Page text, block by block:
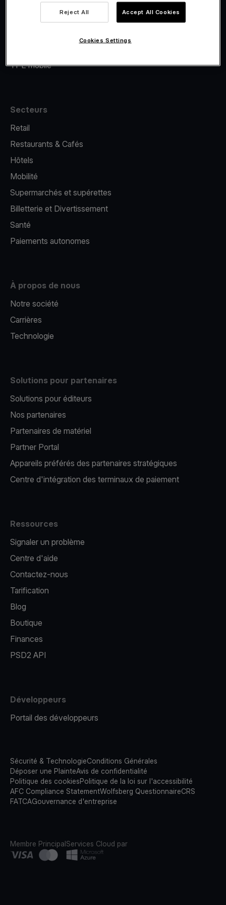
Financement Viva.com
TPE mobile
Secteurs
Retail
Restaurants & Cafés
Hôtels
Mobilité
Supermarchés et supérettes
Billetterie et Divertissement
Santé
Paiements autonomes
À propos de nous
Notre société
Carrières
Technologie
Solutions pour partenaires
Solutions pour éditeurs​
Nos partenaires​
Partenaires de matériel
Partner Portal
Appareils préférés des partenaires stratégiques
Centre d'intégration des terminaux de paiement
Ressources
Signaler un problème
Centre d'aide
Contactez-nous
Tarification
Blog
Boutique
Finances
PSD2 API
Développeurs
Portail des développeurs
Sécurité & TechnologieConditions Générales
Déposer une PlainteAvis de confidentialité
Politique des cookiesPolitique de la loi sur l'accessibilité
AFC Compliance StatementWolfsberg QuestionnaireCRS
FATCAGouvernance d'entreprise
Membre PrincipalServices Cloud par
Reject All Accept All Cookies
Cookies Settings